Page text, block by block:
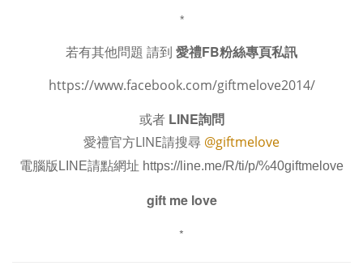
*
若有其他問題 請到 愛禮FB粉絲專頁私訊
https://www.facebook.com/giftmelove2014/
或者 LINE詢問
愛禮官方LINE請搜尋 @giftmelove
電腦版LINE請點網址 https://line.me/R/ti/p/%40giftmelove
gift me love
*